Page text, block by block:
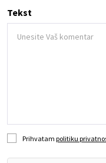
Tekst
Prihvatam politiku